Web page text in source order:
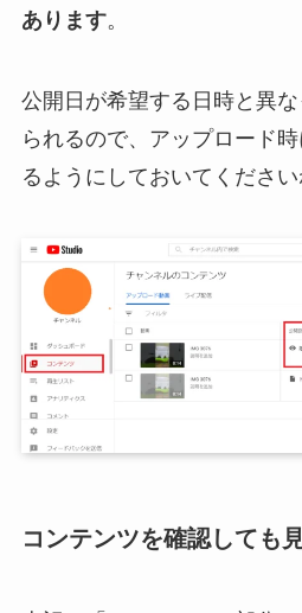
あります。
公開日が希望する日時と異
られるので、アップロード
るようにしておいてください
コンテンツを確認しても